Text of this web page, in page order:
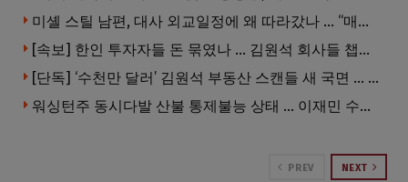
미셸 스틸 남편, 대사 외교일정에 왜 따라갔나 … “매우 이례적”
[속보] 한인 투자자들 돈 묶였나 … 김원석 회사들 챕터7 강제파산·자진파산 잇따라 신청
[단독] ‘수천만 달러’ 김원석 부동산 스캔들 새 국면 … 한인 투자자들 소송 잇따라 ‘디폴트’ 절차
워싱턴주 동시다발 산불 통제불능 상태 … 이재민 수십만명
PREV NEXT